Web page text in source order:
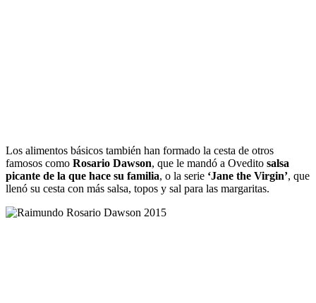
Los alimentos básicos también han formado la cesta de otros
famosos como Rosario Dawson, que le mandó a Ovedito salsa
picante de la que hace su familia, o la serie ‘Jane the Virgin’, que
llenó su cesta con más salsa, topos y sal para las margaritas.